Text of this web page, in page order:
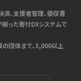
済、支援者管理、領収書
った寄付DXシステムで
団体まで、3,000以上